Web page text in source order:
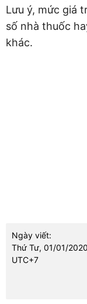
Lưu ý, mức giá
số nhà thuốc
khác.
Ngày viết:
Thứ Tư, 01/01/
UTC+7